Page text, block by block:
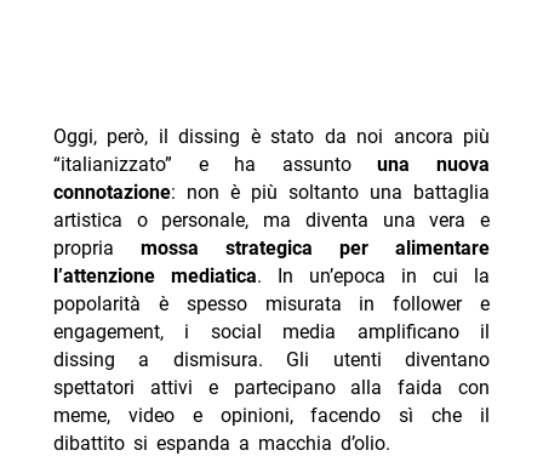
Oggi, però, il dissing è stato da noi ancora più
“italianizzato” e ha assuntouna nuova
connotazione: non è più soltanto una battaglia
artistica o personale, ma diventa una vera e
propria mossa strategica per alimentare
l’attenzione mediatica. In un’epoca in cui la
popolarità è spesso misurata in follower e
engagement, i social media amplificano il
dissing a dismisura. Gli utenti diventano
spettatori attivi e partecipano alla faida con
meme, video e opinioni, facendo sì che il
dibattito si espanda a macchia d’olio.